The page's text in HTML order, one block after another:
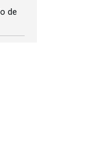
de